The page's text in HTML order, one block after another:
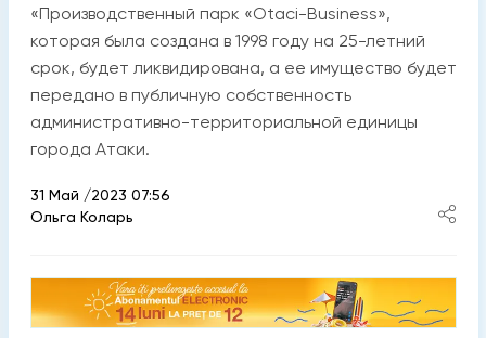
«Производственный парк «Otaci-Business»,
которая была создана в 1998 году на 25-летний
срок, будет ликвидирована, а ее имущество будет
передано в публичную собственность
административно-территориальной единицы
города Атаки.
31 Май /2023 07:56
Ольга Коларь